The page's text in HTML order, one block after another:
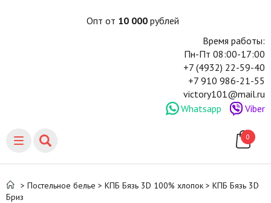
Опт от 10 000рублей
Время работы:
Пн-Пт 08:00-17:00
+7 (4932) 22-59-40
+7 910 986-21-55
victory101@mail.ru
Whatsapp
Viber
0
> Постельное белье > КПБ Бязь 3D 100% хлопок > КПБ Бязь 3D
Бриз